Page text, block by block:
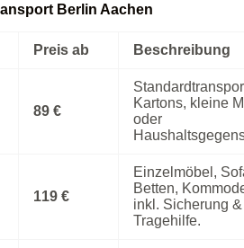
Berlin Aachen
Preis ab Beschreibung
89 €
Kartons, kleine
oder
119 €
Einzelmöbel,
Betten,
inkl. Sicherung &
Tragehilfe.